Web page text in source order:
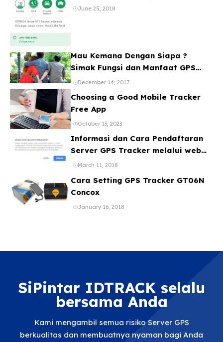
Banyak Device
June 25, 2018
Mau Kemana Dengan Siapa ?
Simak Fungsi dan Manfaat GPS
Mobil
December 14, 2017
Choosing a Good Mobile Tracker
Free App
October 13, 2023
Informasi dan Cara Pendaftaran
Server GPS Tracker melalui web
ataupun Aplikasi Online Gratis
March 11, 2018
Cara Setting GPS Tracker GT06N
Concox
January 16, 2018
SiPintar IDTRACK selalu
bersama Anda
Kami mengambil semua risiko Server GPS
berkualitas dan membuatnya nyaman bagi Anda